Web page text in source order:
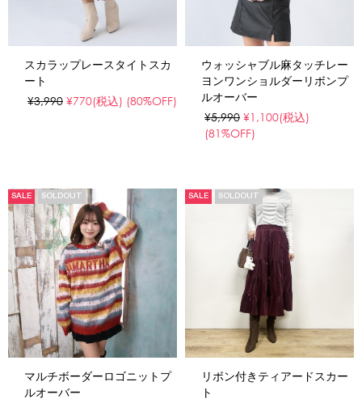
スカラップレースタイトスカ
ート
¥3,990 ¥770(税込) (80%OFF)
ウォッシャブル麻タッチレー
ヨンワンショルダーリボンプ
ルオーバー
¥5,990 ¥1,100(税込)
(81%OFF)
SALE SOLDOUT
マルチボーダーロゴニットプ
ルオーバー
SALE SOLDOUT
リボン付きティアードスカー
ト